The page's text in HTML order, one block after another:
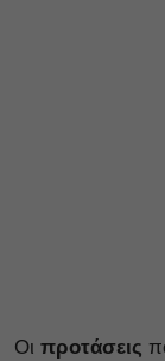
Οι προτάσεις